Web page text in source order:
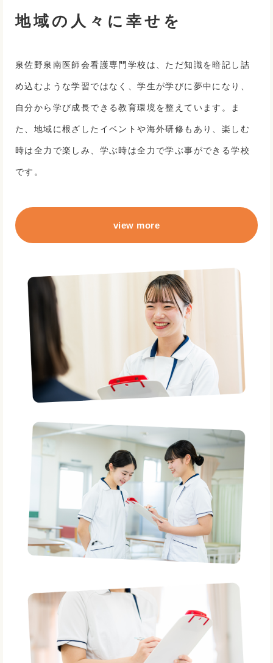
地域の人々に幸せを
泉佐野泉南医師会看護専門学校は、ただ知識を暗記し詰
め込むような学習ではなく、学生が学びに夢中になり、
自分から学び成長できる教育環境を整えています。ま
た、地域に根ざしたイベントや海外研修もあり、楽しむ
時は全力で楽しみ、学ぶ時は全力で学ぶ事ができる学校
です。
view more